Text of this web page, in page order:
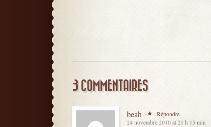
3 COMMENTAIRES
beah
Répondre
24 novembre 2010 at 21 h 15 min